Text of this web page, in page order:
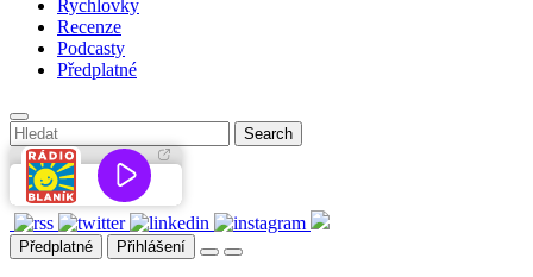
Rychlovky
Recenze
Podcasty
Předplatné
Předplatné Přihlášení